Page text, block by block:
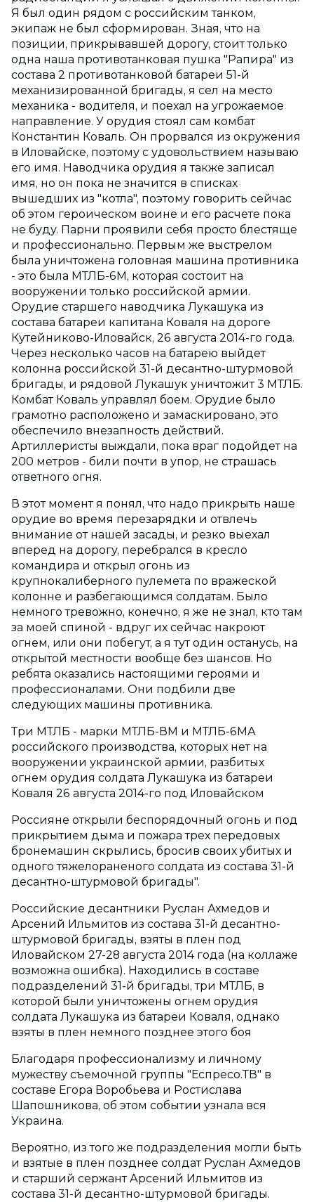
Я был один рядом с российским танком,
экипаж не был сформирован. Зная, что на
позиции, прикрывавшей дорогу, стоит только
одна наша противотанковая пушка "Рапира" из
состава 2 противотанковой батареи 51-й
механизированной бригады, я сел на место
механика - водителя, и поехал на угрожаемое
направление. У орудия стоял сам комбат
Константин Коваль. Он прорвался из окружения
в Иловайске, поэтому с удовольствием называю
его имя. Наводчика орудия я также записал
имя, но он пока не значится в списках
вышедших из "котла", поэтому говорить сейчас
об этом героическом воине и его расчете пока
не буду. Парни проявили себя просто блестяще
и профессионально. Первым же выстрелом
была уничтожена головная машина противника
- это была МТЛБ-6М, которая состоит на
вооружении только российской армии.
Орудие старшего наводчика Лукашука из
состава батареи капитана Коваля на дороге
Кутейниково-Иловайск, 26 августа 2014-го года.
Через несколько часов на батарею выйдет
колонна российской 31-й десантно-штурмовой
бригады, и рядовой Лукашук уничтожит 3 МТЛБ.
Комбат Коваль управлял боем. Орудие было
грамотно расположено и замаскировано, это
обеспечило внезапность действий.
Артиллеристы выждали, пока враг подойдет на
200 метров - били почти в упор, не страшась
ответного огня.
В этот момент я понял, что надо прикрыть наше
орудие во время перезарядки и отвлечь
внимание от нашей засады, и резко выехал
вперед на дорогу, перебрался в кресло
командира и открыл огонь из
крупнокалиберного пулемета по вражеской
колонне и разбегающимся солдатам. Было
немного тревожно, конечно, я же не знал, кто там
за моей спиной - вдруг их сейчас накроют
огнем, или они побегут, а я тут один останусь, на
открытой местности вообще без шансов. Но
ребята оказались настоящими героями и
профессионалами. Они подбили две
следующих машины противника.
Три МТЛБ - марки МТЛБ-ВМ и МТЛБ-6МА
российского производства, которых нет на
вооружении украинской армии, разбитых
огнем орудия солдата Лукашука из батареи
Коваля 26 августа 2014-го под Иловайском
Россияне открыли беспорядочный огонь и под
прикрытием дыма и пожара трех передовых
бронемашин скрылись, бросив своих убитых и
одного тяжелораненого солдата из состава 31-й
десантно-штурмовой бригады".
Российские десантники Руслан Ахмедов и
Арсений Ильмитов из состава 31-й десантно-
штурмовой бригады, взяты в плен под
Иловайском 27-28 августа 2014 года (на коллаже
возможна ошибка). Находились в составе
подразделений 31-й бригады, три МТЛБ, в
которой были уничтожены огнем орудия
солдата Лукашука из батареи Коваля, однако
взяты в плен немного позднее этого боя
Благодаря профессионализму и личному
мужеству съемочной группы "Еспресо.ТВ" в
составе Егора Воробьева и Ростислава
Шапошникова, об этом событии узнала вся
Украина.
Вероятно, из того же подразделения могли быть
и взятые в плен позднее солдат Руслан Ахмедов
и старший сержант Арсений Ильмитов из
состава 31-й десантно-штурмовой бригады.